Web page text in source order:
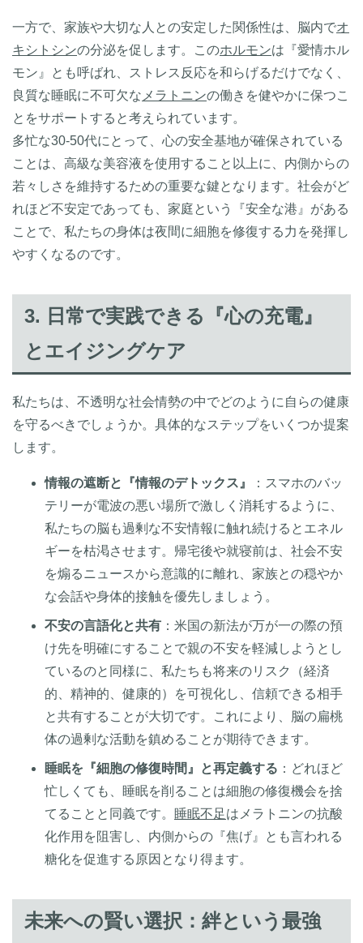
一方で、家族や大切な人との安定した関係性は、脳内でオ
キシトシンの分泌を促します。このホルモンは『愛情ホル
モン』とも呼ばれ、ストレス反応を和らげるだけでなく、
良質な睡眠に不可欠な メラトニンの働きを健やかに保つこ
とをサポートすると考えられています。
多忙な30-50代にとって、心の安全基地が確保されている
ことは、高級な美容液を使用すること以上に、内側からの
若々しさを維持するための重要な鍵となります。社会がど
れほど不安定であっても、家庭という『安全な港』がある
ことで、私たちの身体は夜間に細胞を修復する力を発揮し
やすくなるのです。
3. 日常で実践できる『心の充電』
とエイジングケア
私たちは、不透明な社会情勢の中でどのように自らの健康
を守るべきでしょうか。具体的なステップをいくつか提案
します。
情報の遮断と『情報のデトックス』
：スマホのバッ
テリーが電波の悪い場所で激しく消耗するように、
私たちの脳も過剰な不安情報に触れ続けるとエネル
ギーを枯渇させます。帰宅後や就寝前は、社会不安
を煽るニュースから意識的に離れ、家族との穏やか
な会話や身体的接触を優先しましょう。
不安の言語化と共有 ：米国の新法が万が一の際の預
け先を明確にすることで親の不安を軽減しようとし
ているのと同様に、私たちも将来のリスク（経済
的、精神的、健康的）を可視化し、信頼できる相手
と共有することが大切です。これにより、脳の扁桃
体の過剰な活動を鎮めることが期待できます。
睡眠を『細胞の修復時間』と再定義する ：どれほど
忙しくても、睡眠を削ることは細胞の修復機会を捨
てることと同義です。
睡眠不足はメラトニンの抗酸
化作用を阻害し、内側からの『焦げ』とも言われる
糖化を促進する原因となり得ます。
未来への賢い選択：絆という最強